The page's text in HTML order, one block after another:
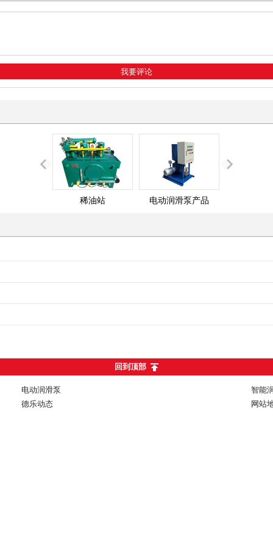
稀油站 电动润滑泵产品
回到顶部
电动润滑泵
智能
德乐动态
网站